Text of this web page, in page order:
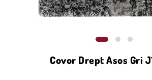
Covor Drept Asos Gri